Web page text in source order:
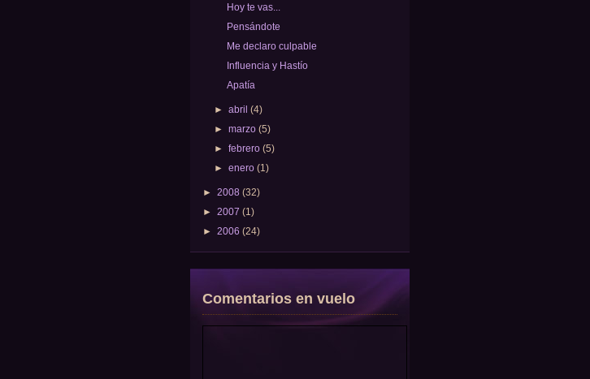
Hoy te vas...
Pensándote
Me declaro culpable
Influencia y Hastío
Apatía
►abril(4)
►marzo(5)
►febrero(5)
►enero(1)
► 2008 (32)
► 2007 (1)
► 2006 (24)
Comentarios en vuelo